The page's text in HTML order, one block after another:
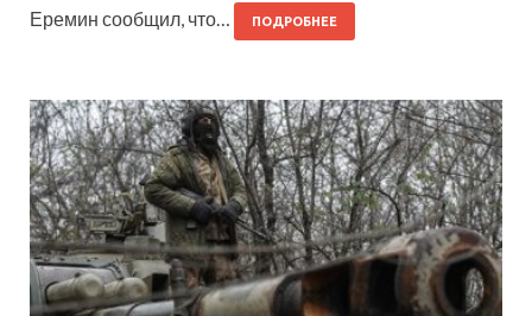
Еремин сообщил, что…
ПОДРОБНЕЕ